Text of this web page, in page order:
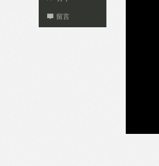
留言